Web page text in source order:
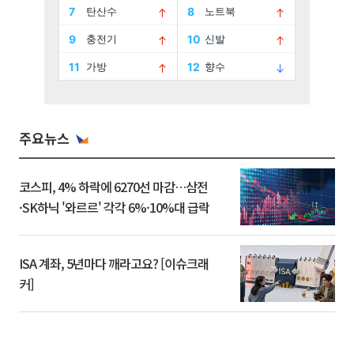
주요뉴스
코스피, 4% 하락에 6270선 마감…삼전
·SK하닉 '와르르' 각각 6%·10%대 급락
ISA 계좌, 5년마다 깨라고요? [이슈크래
커]